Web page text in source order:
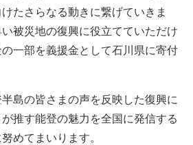
たさらなる動きに繋げていきま
被災地の復興に役立てていただけ
一部を義援金として石川県に寄付
島の皆さまの声を反映した復興に
推す能登の魅力を全国に発信する
めてまいります。